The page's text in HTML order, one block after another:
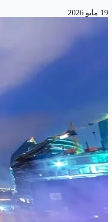
19 مايو 2026